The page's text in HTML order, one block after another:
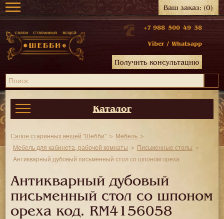
Ваш заказ:(0)
+7 988 500 49 38
Viber / Whatsapp
Получить консультацию
Каталог
Салон старинных вещей "Шебби"
Мебель
Мебель для кабинета, рабочей комнаты
Письменные столы
Антикварный дубовый письменный стол со шпоном ореха
Антикварный дубовый
письменный стол со шпоном
ореха код. RM4156058